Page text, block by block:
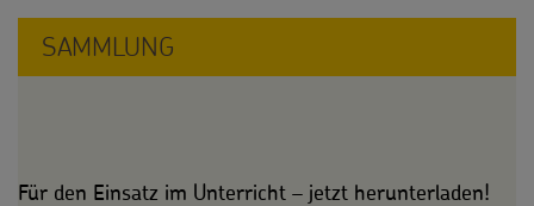
Testamentsspende
FAQ Spenden
SAMMLUNG
Für den Einsatz im Unterricht – jetzt herunterladen!